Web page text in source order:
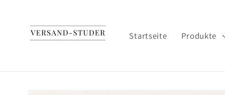
Inhalt
Startseite Produkte